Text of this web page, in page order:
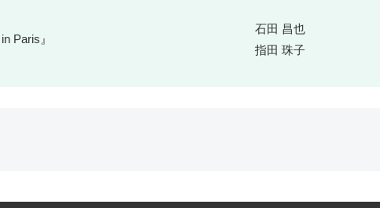
Paris』
石田 昌也
指田 珠子